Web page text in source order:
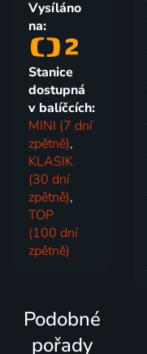
Vysíláno
na:
Stanice
dostupná
v balíčcích:
MINI (7 dní
zpětně),
KLASIK
(30 dní
zpětně),
TOP
(100 dní
zpětně)
Podobné
pořady